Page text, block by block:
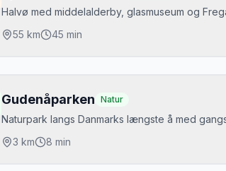
Fyrkat
Halvø med middelalderby, glasmuseum og
55 km 45 min
gamle by
Jylland
Gudenåparken Natur
Naturpark langs Danmarks længste å med
3 km 8 min